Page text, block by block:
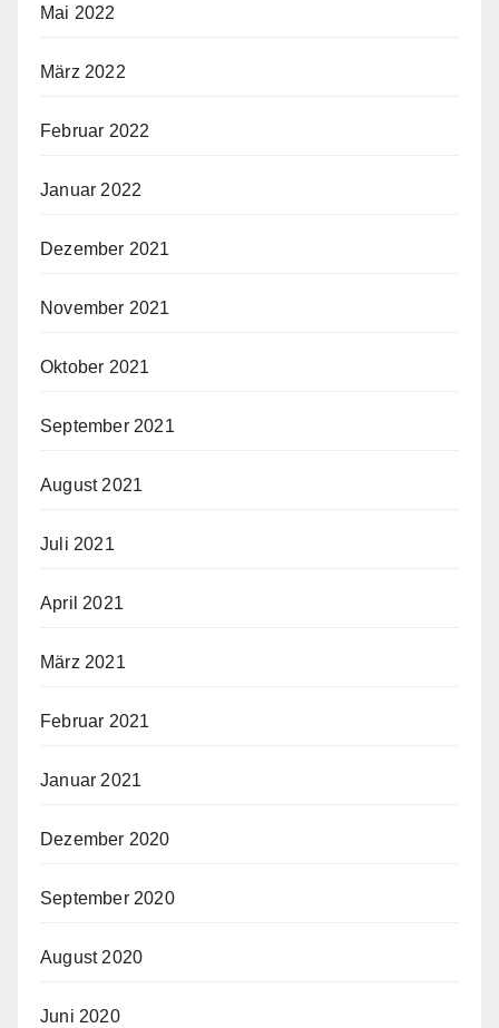
Mai 2022
März 2022
Februar 2022
Januar 2022
Dezember 2021
November 2021
Oktober 2021
September 2021
August 2021
Juli 2021
April 2021
März 2021
Februar 2021
Januar 2021
Dezember 2020
September 2020
August 2020
Juni 2020